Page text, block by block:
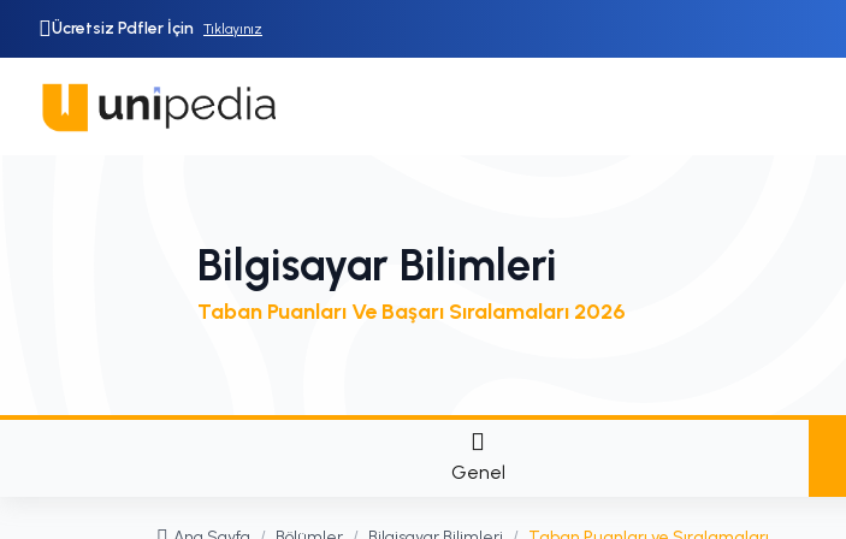
Ücretsiz Pdfler İçin Tıklayınız
Bilgisayar Bilimleri
Taban Puanları Ve Başarı Sıralamaları 2026
Genel